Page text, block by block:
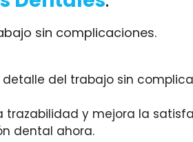
sin complicaciones.
trazabilidad y mejora la
dental ahora.